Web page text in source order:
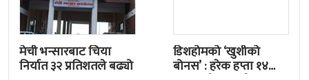
मेची भन्सारबाट चिया
निर्यात ३२ प्रतिशतले बढ्यो
डिशहोमको ‘खुशीको
बोनस’ : हरेक हप्ता १४